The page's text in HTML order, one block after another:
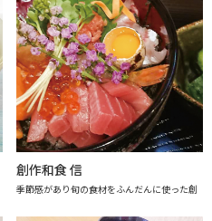
創作和食 信
季節感があり旬の食材をふんだんに使った創